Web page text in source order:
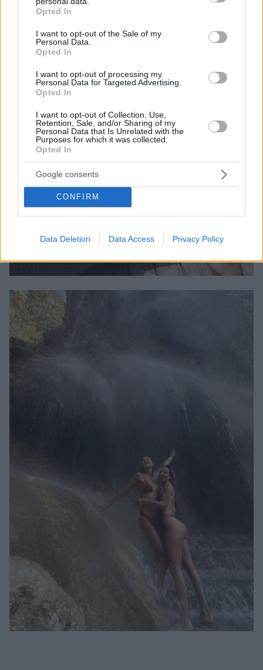
grant or deny consent to Google and its third-party tags to
use your data for below specified purposes in below Google
consent section.
Opted In
I want to opt-out of the Sale of my
Personal Data.
Opted In
I want to opt-out of processing my
Personal Data for Targeted Advertising.
Opted In
I want to opt-out of Collection, Use,
Retention, Sale, and/or Sharing of my
Personal Data that Is Unrelated with the
Purposes for which it was collected.
Opted In
Google consents
CONFIRM
Data Deletion Data Access Privacy Policy